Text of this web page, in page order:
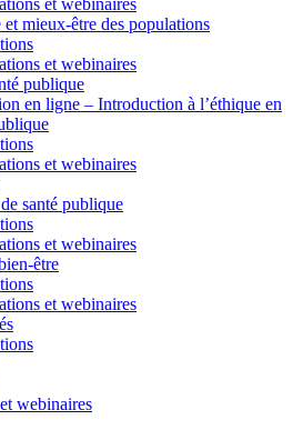
et webinaires
et mieux-être des populations
et webinaires
publique
en ligne – Introduction à l’éthique en
et webinaires
santé publique
et webinaires
être
et webinaires
webinaires